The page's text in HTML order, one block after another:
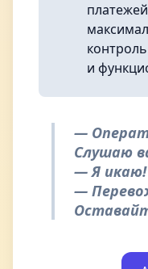
и
—
Слушаю
— Я икаю!
—